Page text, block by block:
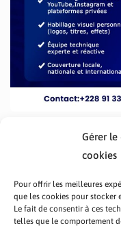
Gérer le
cookies
Pour offrir les meilleures
que les cookies pour
Le fait de consentir à ces
telles que le comportement